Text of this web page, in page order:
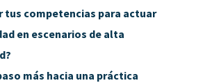
tus competencias para actuar
en escenarios de alta
más hacia una práctica